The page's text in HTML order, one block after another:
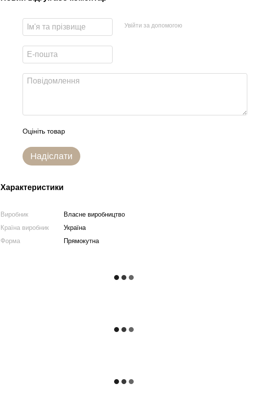
Увійти за допомогою
Оцініть товар
Надіслати
Характеристики
Виробник
Власне виробництво
Країна виробник
Україна
Форма
Прямокутна